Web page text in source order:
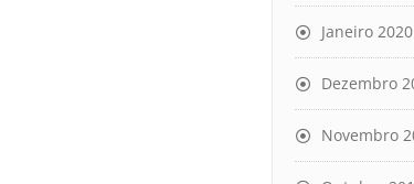
Janeiro 2020
Dezembro
Novembro